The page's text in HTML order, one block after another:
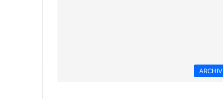
ARCHIV